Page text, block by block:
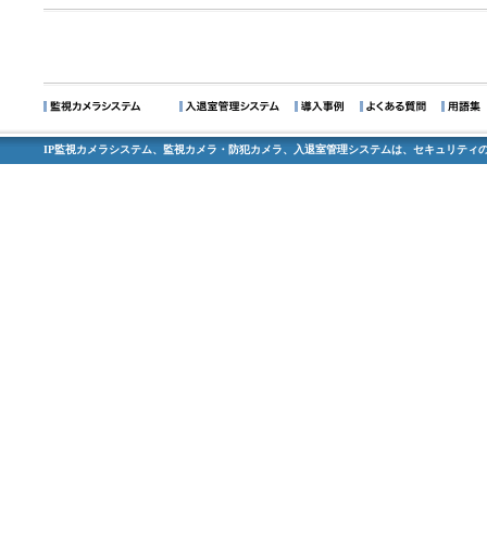
IP監視カメラシステム、監視カメラ・防犯カメラ、入退室管理システムは、セキュリティ